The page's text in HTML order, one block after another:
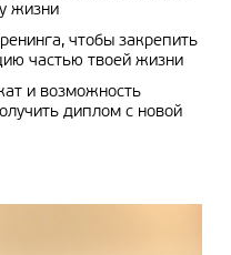
жизни
чтобы закрепить
частью твоей жизни
и возможность
диплом с новой